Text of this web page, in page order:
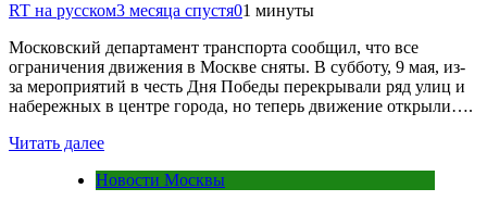
RT на русском3 месяца спустя01 минуты
Московский департамент транспорта сообщил, что все
ограничения движения в Москве сняты. В субботу, 9 мая, из-
за мероприятий в честь Дня Победы перекрывали ряд улиц и
набережных в центре города, но теперь движение открыли….
Читать далее
Новости Москвы